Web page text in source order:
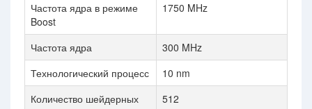
Частота ядра в режиме
Boost
1750 MHz
Частота ядра
300 MHz
Технологический процесс
10 nm
Количество шейдерных
512